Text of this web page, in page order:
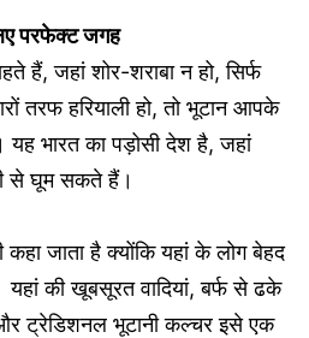
परफेक्ट जगह
हैं, जहां शोर-शराबा न हो, सिर्फ
तरफ हरियाली हो, तो भूटान आपके
भारत का पड़ोसी देश है, जहां
से घूम सकते हैं।
कहा जाता है क्योंकि यहां के लोग बेहद
की खूबसूरत वादियां, बर्फ से ढके
ट्रेडिशनल भूटानी कल्चर इसे एक